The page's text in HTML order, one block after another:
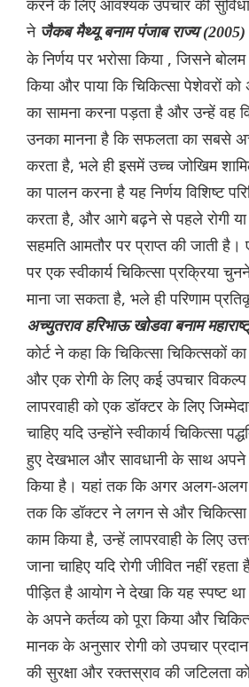
करने के लिए आवश्यक उपचार की
ने जैकब मैथ्यू बनाम पंजाब राज्य (2005)
के निर्णय पर भरोसा किया , जिसने बोलम
किया और पाया कि चिकित्सा पेशेवरों
का सामना करना पड़ता है और उन्हें वह
उनका मानना है कि सफलता का सबसे
करता है, भले ही इसमें उच्च जोखिम
का पालन करना है यह निर्णय विशिष्ट
करता है, और आगे बढ़ने से पहले रोगी या
सहमति आमतौर पर प्राप्त की जाती
पर एक स्वीकार्य चिकित्सा प्रक्रिया
माना जा सकता है, भले ही परिणाम
अच्युतराव हरिभाऊ खोडवा बनाम
कोर्ट ने कहा कि चिकित्सा चिकित्सकों
और एक रोगी के लिए कई उपचार
लापरवाही को एक डॉक्टर के लिए
चाहिए यदि उन्होंने स्वीकार्य चिकित्सा
हुए देखभाल और सावधानी के साथ अपने
किया है। यहां तक कि अगर अलग-अलग
तक कि डॉक्टर ने लगन से और
काम किया है, उन्हें लापरवाही के लिए
जाना चाहिए यदि रोगी जीवित नहीं
पीड़ित है आयोग ने देखा कि यह स्पष्ट
के अपने कर्तव्य को पूरा किया और
मानक के अनुसार रोगी को उपचार
की सुरक्षा और रक्तस्राव की जटिलता